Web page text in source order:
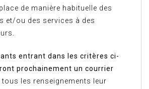
de manière habituelle des
et/ou des services à des
entrant dans les critères ci-
prochainement un courrier
tous les renseignements leur